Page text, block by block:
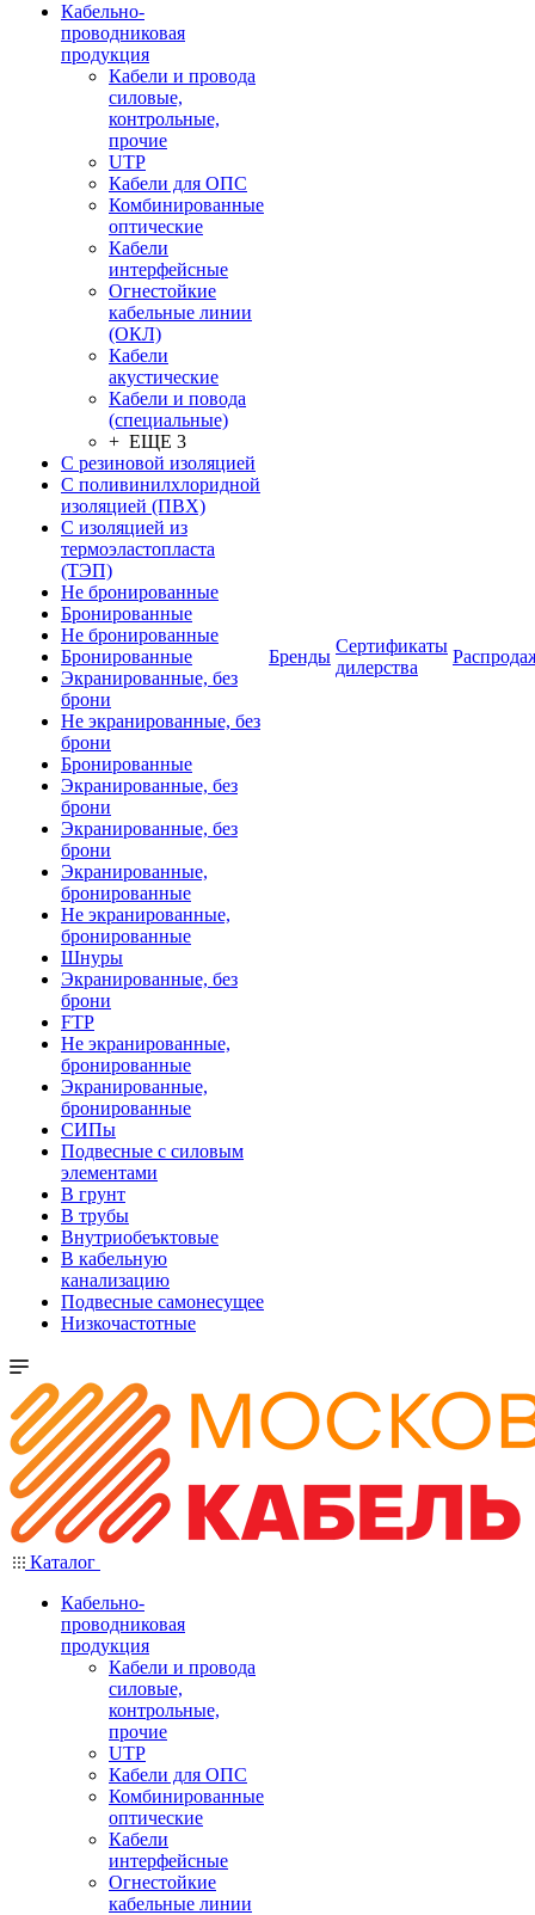
Кабельно-
проводниковая
продукция
Кабели и провода
силовые,
контрольные,
прочие
UTP
Кабели для ОПС
Комбинированные
оптические
Кабели
интерфейсные
Огнестойкие
кабельные линии
(ОКЛ)
Кабели
акустические
Кабели и повода
(специальные)
+ ЕЩЕ 3
С резиновой изоляцией
С поливинилхлоридной
изоляцией (ПВХ)
С изоляцией из
термоэластопласта
(ТЭП)
Не бронированные
Бронированные
Не бронированные
Бронированные
Экранированные, без
брони
Не экранированные, без
брони
Бронированные
Экранированные, без
брони
Экранированные, без
брони
Экранированные,
бронированные
Не экранированные,
бронированные
Шнуры
Экранированные, без
брони
FTP
Не экранированные,
бронированные
Экранированные,
бронированные
СИПы
Подвесные с силовым
элементами
В грунт
В трубы
Внутриобеъктовые
В кабельную
канализацию
Подвесные самонесущее
Низкочастотные
Бренды
Сертификаты
дилерства
Каталог
Кабельно-
проводниковая
продукция
Кабели и провода
силовые,
контрольные,
прочие
UTP
Кабели для ОПС
Комбинированные
оптические
Кабели
интерфейсные
Огнестойкие
кабельные линии